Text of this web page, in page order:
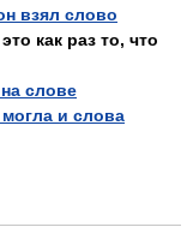
взял слово
как раз то, что
слове
и слова